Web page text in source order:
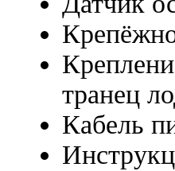
транец
Кабель